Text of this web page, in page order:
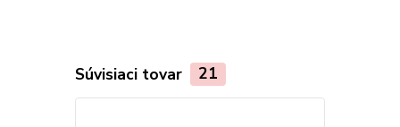
Súvisiaci tovar 21